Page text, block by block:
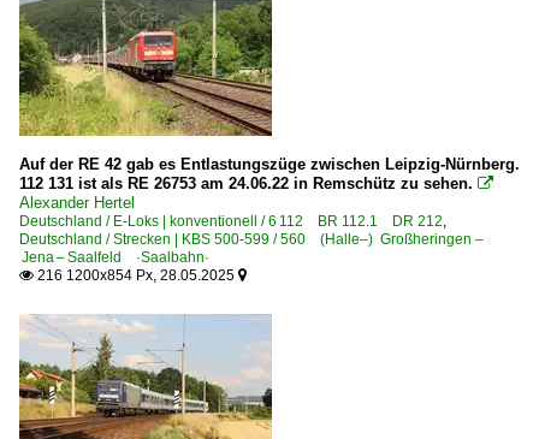
0 423 BR 423
0 442 BR 442 ·Talent 2· 'Hamsterbacke'
1 442 BR 442 ·Talent 2· 'Hamsterbacke'
6 442 BR 442 ·Talent 3 Plus·
9 442 BR 442 ·Talent 2· 'Hamsterbacke'
Galerien
Bahn und Landschaft
Güterverkehr
Gemischte Güterzüge
Güterzüge (sonstige)
Auf der RE 42 gab es Entlastungszüge zwischen Leipzig-Nürnberg.
112 131 ist als RE 26753 am 24.06.22 in Remschütz zu sehen. 
Alexander Hertel
Deutschland / E-Loks | konventionell / 6 112 BR 112.1 DR 212,
Deutschland / Strecken | KBS 500-599 / 560 (Halle–) Großheringen –
Jena – Saalfeld ·Saalbahn·
 216 1200x854 Px, 28.05.2025 